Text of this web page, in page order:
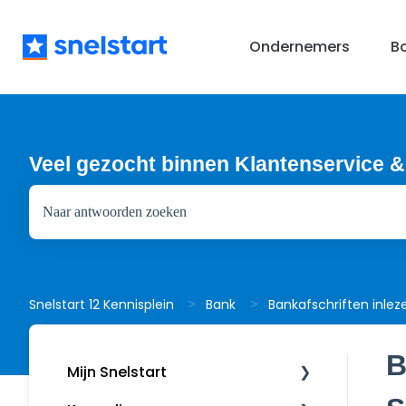
Ondernemers
Veel gezocht binnen Klantenservice
Snelstart 12 Kennisplein Bank Bankafschriften
Mijn Snelstart